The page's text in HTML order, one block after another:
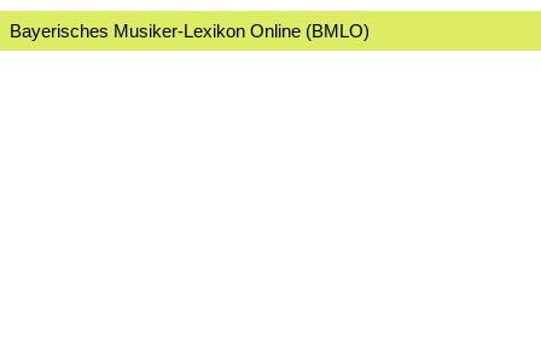
Bayerisches Musiker-Lexikon Online (BMLO)